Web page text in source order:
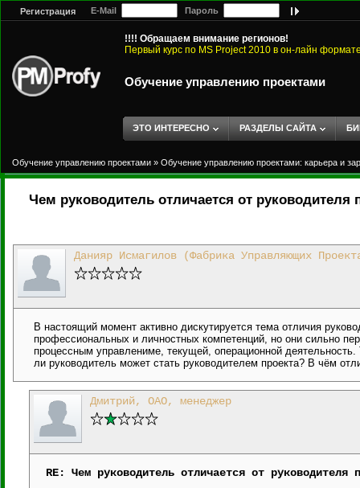
Регистрация E-Mail Пароль
!!!! Обращаем внимание регионов!
Первый курс по MS Project 2010 в он-лайн
Обучение управлению проектами
ЭТО ИНТЕРЕСНО РАЗДЕЛЫ САЙТА
Обучение управлению проектами » Обучение управлению проектами: карьера и
Чем руководитель отличается от руководителя
Данияр Исмагилов (Фабрика Управляющих
В настоящий момент активно дискутируется тема отличия
профессиональных и личностных компетенций, но они сильно
процессным управлениме, текущей, операционной деятельность.
ли руководитель может стать руководителем проекта? В чём
Дмитрий, ОАО, менеджер
RE: Чем руководитель отличается от руководителя